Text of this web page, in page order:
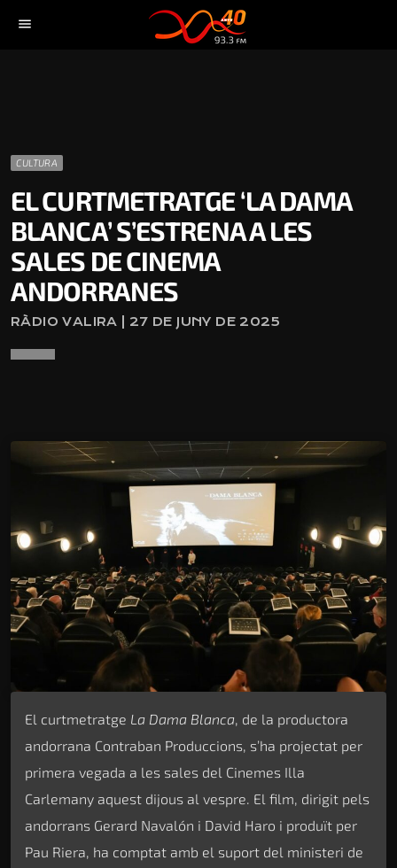
menu
CULTURA
EL CURTMETRATGE ‘LA DAMA
BLANCA’ S’ESTRENA A LES
SALES DE CINEMA
ANDORRANES
RÀDIO VALIRA | 27 DE JUNY DE 2025
El curtmetratge La Dama Blanca , de la productora
andorrana Contraban Produccions, s’ha projectat per
primera vegada a les sales del Cinemes Illa
Carlemany aquest dijous al vespre. El film, dirigit pels
andorrans Gerard Navalón i David Haro i produït per
Pau Riera, ha comptat amb el suport del ministeri de